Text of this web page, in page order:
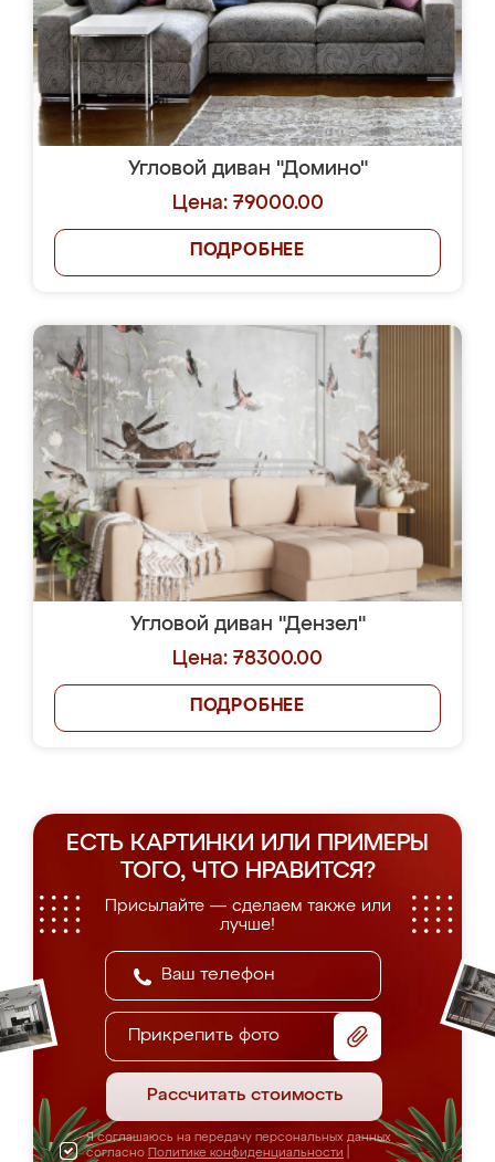
Угловой диван "Домино"
Цена: 79000.00
ПОДРОБНЕЕ
Угловой диван "Дензел"
Цена: 78300.00
ПОДРОБНЕЕ
ЕСТЬ КАРТИНКИ ИЛИ ПРИМЕРЫ
ТОГО, ЧТО НРАВИТСЯ?
Присылайте — сделаем также или
лучше!
Прикрепить фото
Рассчитать стоимость
Я соглашаюсь на передачу персональных данных
согласно Политике конфиденциальности